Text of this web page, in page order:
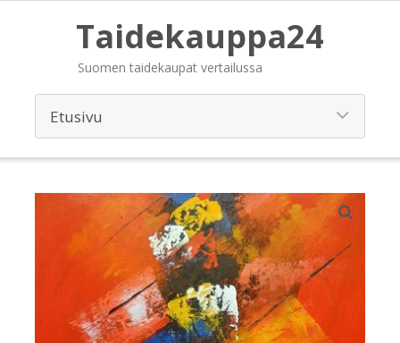
Taidekauppa24
Suomen taidekaupat vertailussa